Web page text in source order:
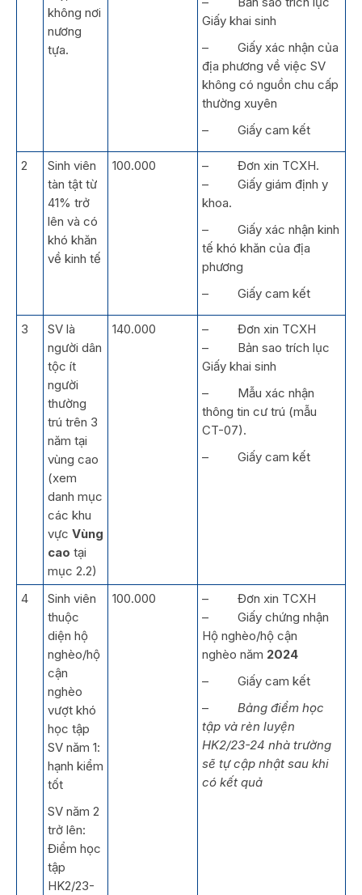
không nơi
nương
tựa.
Giấy khai sinh
– Giấy xác nhận của
địa phương về việc SV
không có nguồn chu cấp
thường xuyên
– Giấy cam kết
2
Sinh viên
tàn tật từ
41% trở
lên và có
khó khăn
về kinh tế
100.000
– Đơn xin TCXH.
– Giấy giám định y
khoa.
– Giấy xác nhận kinh
tế khó khăn của địa
phương
– Giấy cam kết
3
SV là
người dân
tộc ít
người
thường
trú trên 3
năm tại
vùng cao
(xem
danh mục
các khu
vực Vùng
cao tại
mục 2.2)
140.000
– Đơn xin TCXH
– Bản sao trích lục
Giấy khai sinh
– Mẫu xác nhận
thông tin cư trú (mẫu
CT-07).
– Giấy cam kết
4
Sinh viên
thuộc
diện hộ
nghèo/hộ
cận
nghèo
vượt khó
học tập
SV năm 1:
hạnh kiểm
tốt
SV năm 2
trở lên:
Điểm học
tập
HK2/23-
100.000
– Đơn xin TCXH
– Giấy chứng nhận
Hộ nghèo/hộ cận
nghèo năm 2024
– Giấy cam kết
– Bảng điểm học
tập và rèn luyện
HK2/23-24 nhà trường
sẽ tự cập nhật sau khi
có kết quả